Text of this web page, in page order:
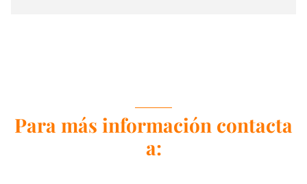
Para más información contacta
a: